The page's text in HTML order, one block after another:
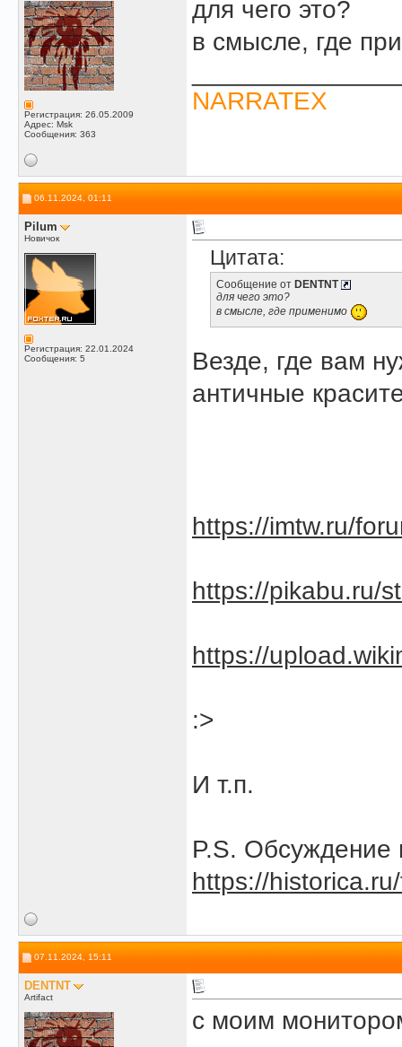
Регистрация: 26.05.2009
Адрес: Msk
Сообщения: 363
для чего это?
в смысле, где
NARRATEX
06.11.2024, 01:11
Pilum
Новичок
Регистрация: 22.01.2024
Сообщения: 5
Цитата:
Сообщение от DENTNT
для чего это?
в смысле, где применимо
Везде, где вам
античные
https://imtw.ru/
https://pikabu.ru/
https://
:>
И т.п.
P.S. Обсуждение
https://
07.11.2024, 15:11
DENTNT
Artifact
с моим